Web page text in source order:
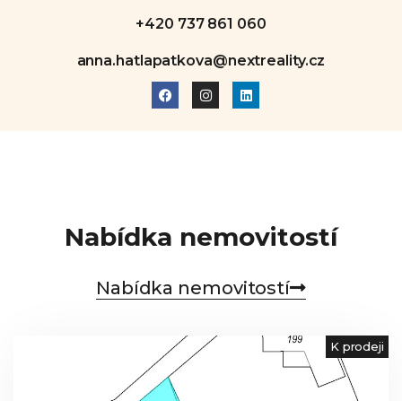
+420 737 861 060
anna.hatlapatkova@nextreality.cz
Nabídka nemovitostí
Nabídka nemovitostí
K prodeji